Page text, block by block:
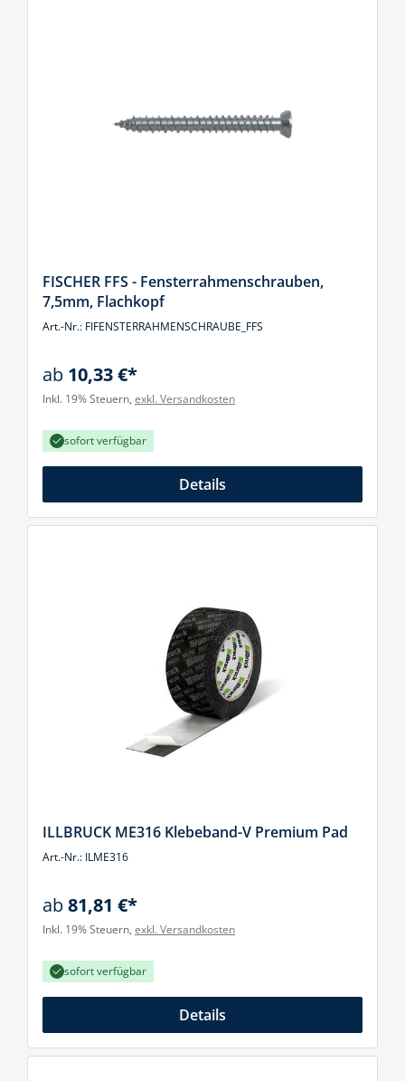
FISCHER FFS - Fensterrahmenschrauben,
7,5mm, Flachkopf
Art.-Nr.: FIFENSTERRAHMENSCHRAUBE_FFS
ab 10,33 €*
Inkl. 19% Steuern, exkl. Versandkosten
sofort verfügbar
Details
ILLBRUCK ME316 Klebeband-V Premium Pad
Art.-Nr.: ILME316
ab81,81 €*
Inkl. 19% Steuern, exkl. Versandkosten
sofort verfügbar
Details